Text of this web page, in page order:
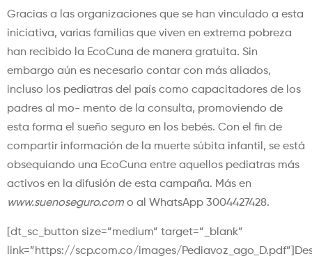
Gracias a las organizaciones que se han vinculado a esta
iniciativa, varias familias que viven en extrema pobreza
han recibido la EcoCuna de manera gratuita. Sin
embargo aún es necesario contar con más aliados,
incluso los pediatras del país como capacitadores de los
padres al mo- mento de la consulta, promoviendo de
esta forma el sueño seguro en los bebés. Con el fin de
compartir información de la muerte súbita infantil, se está
obsequiando una EcoCuna entre aquellos pediatras más
activos en la difusión de esta campaña. Más en
www.suenoseguro.com o al WhatsApp 3004427428.
[dt_sc_button size=”medium” target=”_blank”
link=”https://scp.com.co/images/